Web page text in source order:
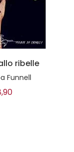
ribelle
Funnell